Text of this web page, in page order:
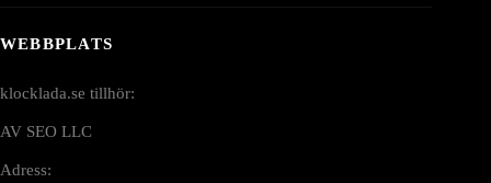
WEBBPLATS
klocklada.se tillhör:
AV SEO LLC
Adress: